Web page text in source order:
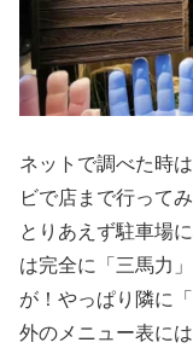
ネットで調べた時
ビで店まで行って
とりあえず駐車場
は完全に「三馬力
が！やっぱり隣に
外のメニュー表に